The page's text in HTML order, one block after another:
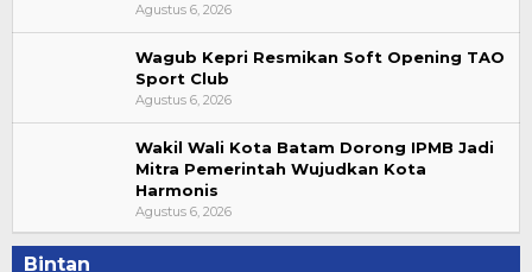
Agustus 6, 2026
Wagub Kepri Resmikan Soft Opening TAO
Sport Club
Agustus 6, 2026
Wakil Wali Kota Batam Dorong IPMB Jadi
Mitra Pemerintah Wujudkan Kota
Harmonis
Agustus 6, 2026
Bintan